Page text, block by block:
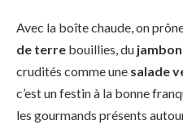
Avec la boîte chaude, on
de terre bouillies, du jambon
crudités comme une salade
c’est un festin à la bonne
les gourmands présents